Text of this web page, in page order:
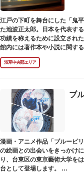
江戸の下町を舞台にした「鬼
た池波正太郎。日本を代表す
功績を称えるために設立され
館内には著作本や小説に関す
いた万年筆やパイプ、帽子な
り、池波正太郎をより身近に
とよばれる、作品の舞台を紹
浅草中央部エリア
ブ
漫画・アニメ作品「ブルーピ
の絵画との出会いをきっかけ
り、台東区の東京藝術大学を
台として登場します。